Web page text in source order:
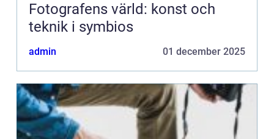
Fotografens värld: konst och
teknik i symbios
admin 01 december 2025